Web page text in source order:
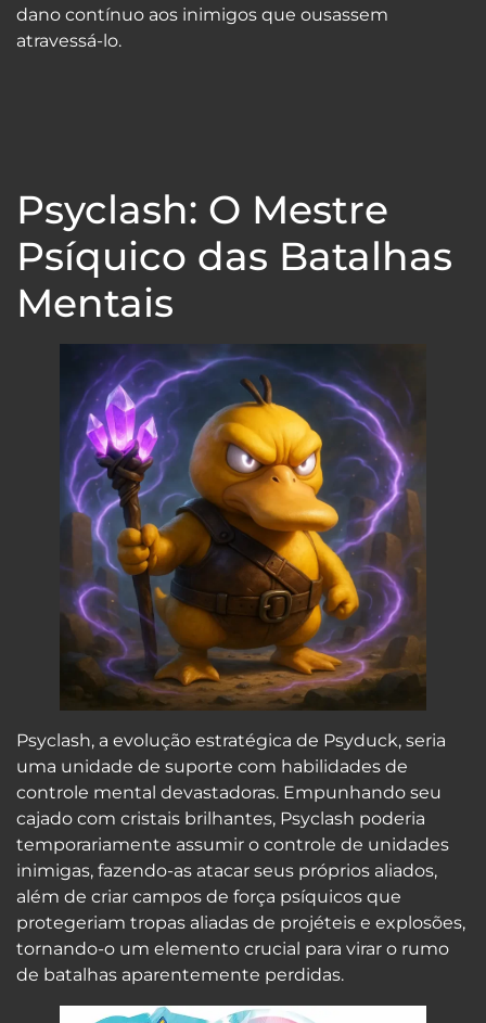
dano contínuo aos inimigos que ousassem
atravessá-lo.
Psyclash: O Mestre
Psíquico das Batalhas
Mentais
Psyclash, a evolução estratégica de Psyduck, seria
uma unidade de suporte com habilidades de
controle mental devastadoras. Empunhando seu
cajado com cristais brilhantes, Psyclash poderia
temporariamente assumir o controle de unidades
inimigas, fazendo-as atacar seus próprios aliados,
além de criar campos de força psíquicos que
protegeriam tropas aliadas de projéteis e explosões,
tornando-o um elemento crucial para virar o rumo
de batalhas aparentemente perdidas.